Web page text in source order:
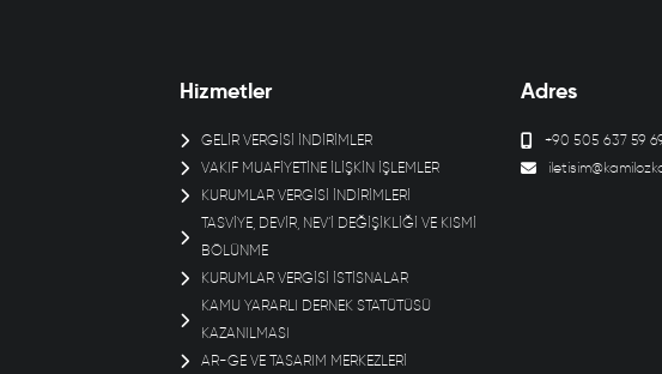
Hizmetler
GELİR VERGİSİ İNDİRİMLER
VAKIF MUAFİYETİNE İLİŞKİN İŞLEMLER
KURUMLAR VERGİSİ İNDİRİMLERİ
TASVİYE, DEVİR, NEV’İ DEĞİŞİKLİĞİ VE KISMİ
BÖLÜNME
KURUMLAR VERGİSİ İSTİSNALAR
KAMU YARARLI DERNEK STATÜTÜSÜ
KAZANILMASI
AR-GE VE TASARIM MERKEZLERİ
Adres
+90 505 637 59